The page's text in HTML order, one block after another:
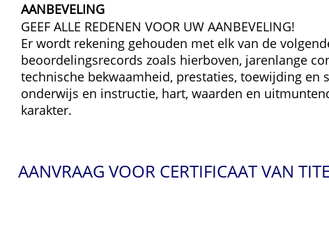
AANBEVELING
GEEF ALLE REDENEN VOOR UW AANBEVELING!
Er wordt rekening gehouden met elk van de
beoordelingsrecords zoals hierboven, jarenlange
technische bekwaamheid, prestaties, toewijding en
onderwijs en instructie, hart, waarden en
karakter.
AANVRAAG VOOR CERTIFICAAT VAN